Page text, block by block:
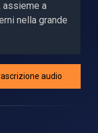
assieme a
nella grande
audio